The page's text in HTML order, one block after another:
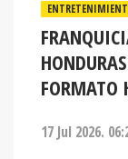
FORMATO
17 Jul 2026.